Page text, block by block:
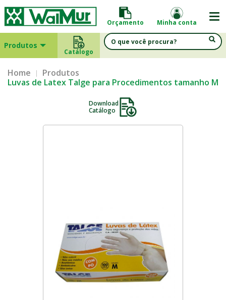
Orçamento Minha conta
Produtos
Catálogo
Home
Produtos
Luvas de Latex Talge para Procedimentos tamanho M
Download
Catálogo